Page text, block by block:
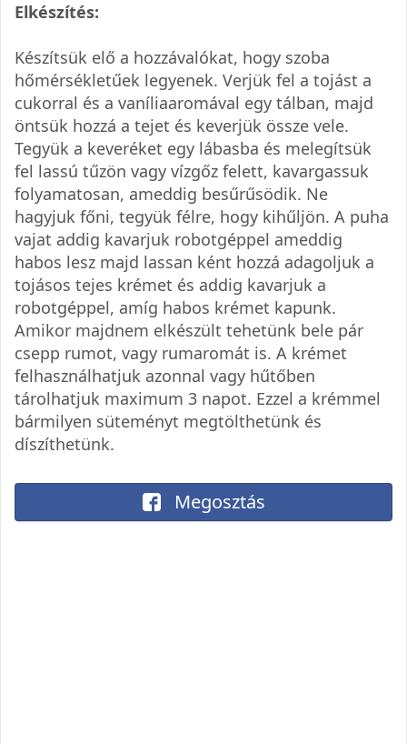
Elkészítés:
Készítsük elő a hozzávalókat, hogy szoba
hőmérsékletűek legyenek. Verjük fel a tojást a
cukorral és a vaníliaaromával egy tálban, majd
öntsük hozzá a tejet és keverjük össze vele.
Tegyük a keveréket egy lábasba és melegítsük
fel lassú tűzön vagy vízgőz felett, kavargassuk
folyamatosan, ameddig besűrűsödik. Ne
hagyjuk főni, tegyük félre, hogy kihűljön. A puha
vajat addig kavarjuk robotgéppel ameddig
habos lesz majd lassan ként hozzá adagoljuk a
tojásos tejes krémet és addig kavarjuk a
robotgéppel, amíg habos krémet kapunk.
Amikor majdnem elkészült tehetünk bele pár
csepp rumot, vagy rumaromát is. A krémet
felhasználhatjuk azonnal vagy hűtőben
tárolhatjuk maximum 3 napot. Ezzel a krémmel
bármilyen süteményt megtölthetünk és
díszíthetünk.
Megosztás